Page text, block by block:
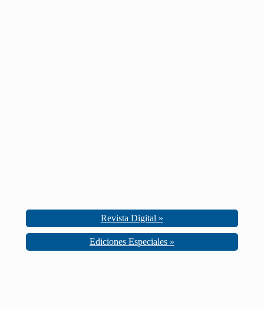
Revista Digital »
Ediciones Especiales »